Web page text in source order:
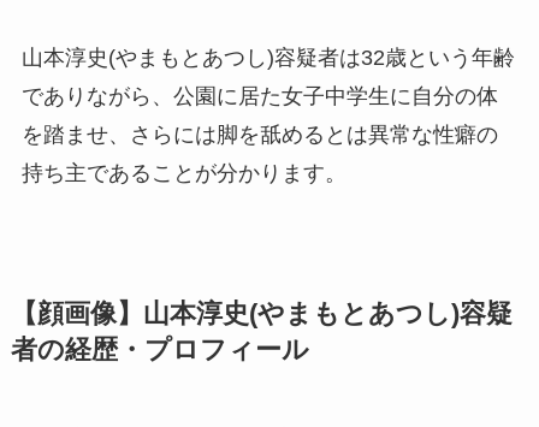
山本淳史(やまもとあつし)容疑者は32歳という年齢
でありながら、公園に居た女子中学生に自分の体
を踏ませ、さらには脚を舐めるとは異常な性癖の
持ち主であることが分かります。
【顔画像】山本淳史(やまもとあつし)容疑
者の経歴・プロフィール